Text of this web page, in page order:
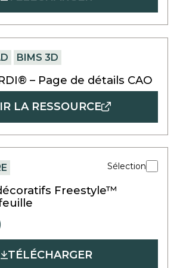
BIMS 3D
– Page de détails CAO
LA RESSOURCE
Sélection
Freestyle™
TÉLÉCHARGER